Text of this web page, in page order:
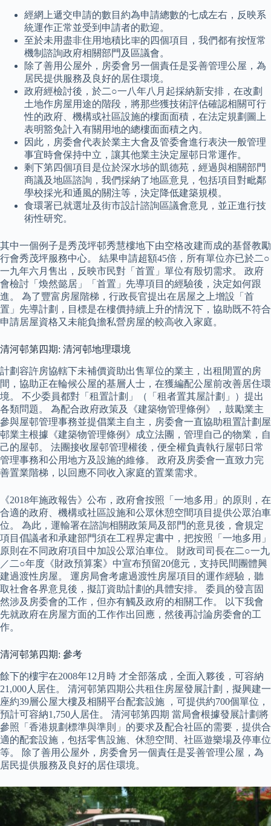
經網上遞交申請的數目約為申請總數的七成左右，反映系
統運作正常並受到申請者的歡迎。
至於未用盡非住用地積比率的四個項目，我們都有按恆常
機制諮詢政府相關部門及區議會。
除了善用公屋外，房委會另一個責任是妥善管理公屋，為
居民提供服務及良好的居住環境。
政府經檢討後，於二○一八年八月起採納新安排，在改劃
土地作房屋用途的階段，將那些獲技術評估確認相關可行
性的政府、機構或社區設施的樓面面積，在法定規劃圖上
表明豁免計入有關用地的總樓面面積之內。
因此，房委會代表於業主大會及管委會進行表決一般管理
事宜時會保持中立，讓其他業主決定屋邨日常運作。
剩下第四個項目是位於深水埗的凱德苑，經過與相關部門
商議及地區諮詢，我們採納了地區意見，包括項目對毗鄰
學校採光和通風的關注等，決定降低建築規模。
食環署已就選址及街市設計諮詢區議會意見，並正進行技
術性研究。
其中一個例子是秀茂坪邨秀慧樓地下由空格改建而成的基督教勵
行會秀茂坪服務中心。 結果申請超額45倍，所有單位亦已於二○
一九年六月售出，反映市民對「首置」單位有殷切需求。 政府
會檢討「煥然懿居」「首置」先導項目的經驗後，決定如何跟
進。 為了豐富房屋階梯，行政長官提出在居屋之上增設「首
置」先導計劃，目標是在樓價持續上升的情況下，協助既不符合
申請居屋資格又未能負擔私營房屋的較高收入家庭。
清河邨第四期: 清河邨地理環境
計劃容許房協轄下未補價資助出售單位的業主，出租閒置的房
間，協助正在輪候公屋的基層人士，在獲編配公屋前改善居住環
境。 不少委員都對「租置計劃」（「租者置其屋計劃」）提出
各類問題。 為配合政府政策及《建築物管理條例》，鼓勵業主
參與屋邨管理事務並提倡業主自主，房委會一直協助租置計劃屋
邨業主根據《建築物管理條例》成立法團，管理自己的物業，自
己的屋邨。 法團接收屋邨管理權後，便全權負責執行屋邨日常
管理事務和公用地方及設施的維修。 政府及房委會一直致力完
善置業階梯，以回應不同收入家庭的置業需求。
《2018年施政報告》公布，政府會按照「一地多用」的原則，在
合適的政府、機構或社區設施和公眾休憩空間項目提供公眾泊車
位。 為此，運輸署在諮詢相關政策局及部門的意見後，會規定
項目倡議者和承建部門須在工程界定書中，把按照「一地多用」
原則在不同政府項目中加設公眾泊車位。 財政司司長在二○一九
／二○年度《財政預算案》中宣布預留20億元，支持民間團體興
建過渡性房屋。 運房局會考慮過渡性房屋項目的運作經驗，聽
取社會各界意見後，擬訂資助計劃的具體安排。 委員的發言固
然涉及房委會的工作，但亦有觸及政府的相關工作。 以下我會
先就政府在房屋方面的工作作出回應，然後再討論房委會的工
作。
清河邨第四期: 參考
餘下的樓宇在2008年12月時 才全部落成，全面入夥後，可容納
21,000人居住。 清河邨第四期公共租住房屋發展計劃，擬興建一
座約39層公屋大樓及相關平台配套設施 ，可提供約700個單位，
預計可容納1,750人居住。 清河邨第四期 當局會根據發展計劃將
參照「香港規劃標準與準則」的要求及配合社區的需要，提供合
適的配套設施，包括零售設施、休憩空間、社區遊樂場及停車位
等。 除了善用公屋外，房委會另一個責任是妥善管理公屋，為
居民提供服務及良好的居住環境。